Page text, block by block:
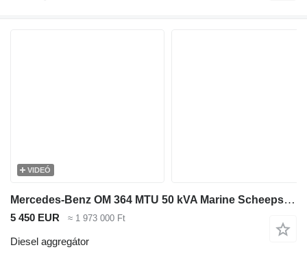
VIDEÓ
Mercedes-Benz OM 364 MTU 50 kVA Marine Scheepsvaart generatorset
5 450 EUR ≈ 1 973 000 Ft
Diesel aggregátor